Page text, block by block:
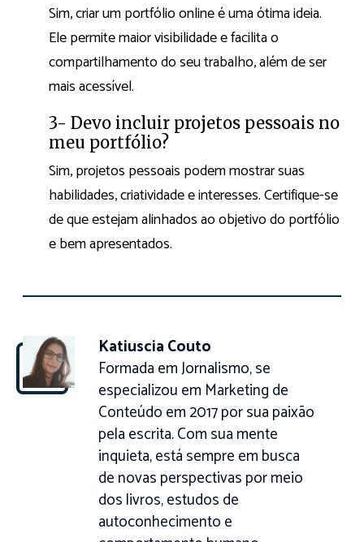
Sim, criar um portfólio online é uma ótima ideia.
Ele permite maior visibilidade e facilita o
compartilhamento do seu trabalho, além de ser
mais acessível.
3- Devo incluir projetos pessoais no
meu portfólio?
Sim, projetos pessoais podem mostrar suas
habilidades, criatividade e interesses. Certifique-se
de que estejam alinhados ao objetivo do portfólio
e bem apresentados.
Katiuscia Couto
Formada em Jornalismo, se
especializou em Marketing de
Conteúdo em 2017 por sua paixão
pela escrita. Com sua mente
inquieta, está sempre em busca
de novas perspectivas por meio
dos livros, estudos de
autoconhecimento e